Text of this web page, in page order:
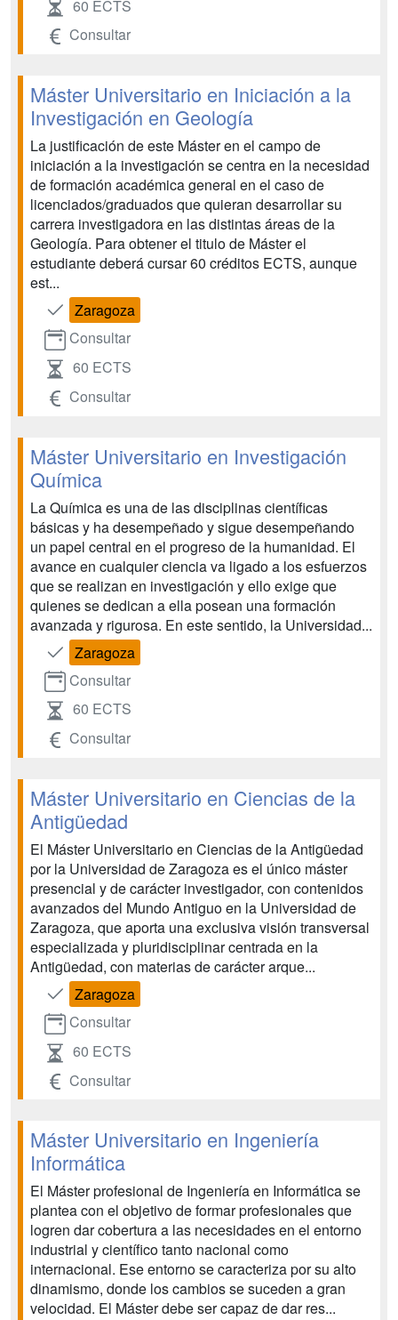
60 ECTS
Consultar
Máster Universitario en Iniciación a la
Investigación en Geología
La justificación de este Máster en el campo de
iniciación a la investigación se centra en la necesidad
de formación académica general en el caso de
licenciados/graduados que quieran desarrollar su
carrera investigadora en las distintas áreas de la
Geología. Para obtener el titulo de Máster el
estudiante deberá cursar 60 créditos ECTS, aunque
est...
Zaragoza
Consultar
60 ECTS
Consultar
Máster Universitario en Investigación
Química
La Química es una de las disciplinas científicas
básicas y ha desempeñado y sigue desempeñando
un papel central en el progreso de la humanidad. El
avance en cualquier ciencia va ligado a los esfuerzos
que se realizan en investigación y ello exige que
quienes se dedican a ella posean una formación
avanzada y rigurosa. En este sentido, la Universidad...
Zaragoza
Consultar
60 ECTS
Consultar
Máster Universitario en Ciencias de la
Antigüedad
El Máster Universitario en Ciencias de la Antigüedad
por la Universidad de Zaragoza es el único máster
presencial y de carácter investigador, con contenidos
avanzados del Mundo Antiguo en la Universidad de
Zaragoza, que aporta una exclusiva visión transversal
especializada y pluridisciplinar centrada en la
Antigüedad, con materias de carácter arque...
Zaragoza
Consultar
60 ECTS
Consultar
Máster Universitario en Ingeniería
Informática
El Máster profesional de Ingeniería en Informática se
plantea con el objetivo de formar profesionales que
logren dar cobertura a las necesidades en el entorno
industrial y científico tanto nacional como
internacional. Ese entorno se caracteriza por su alto
dinamismo, donde los cambios se suceden a gran
velocidad. El Máster debe ser capaz de dar res...